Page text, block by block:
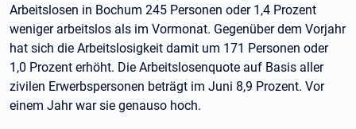
Arbeitslosen in Bochum 245 Personen oder 1,4 Prozent
weniger arbeitslos als im Vormonat. Gegenüber dem Vorjahr
hat sich die Arbeitslosigkeit damit um 171 Personen oder
1,0 Prozent erhöht. Die Arbeitslosenquote auf Basis aller
zivilen Erwerbspersonen beträgt im Juni 8,9 Prozent. Vor
einem Jahr war sie genauso hoch.